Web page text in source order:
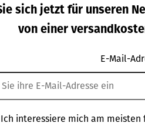
Preis:
€
Collins
Regulärer Preis:
24,90 €
sich jetzt für unseren
von einer
E-Mail-
Ich interessiere mich am meisten